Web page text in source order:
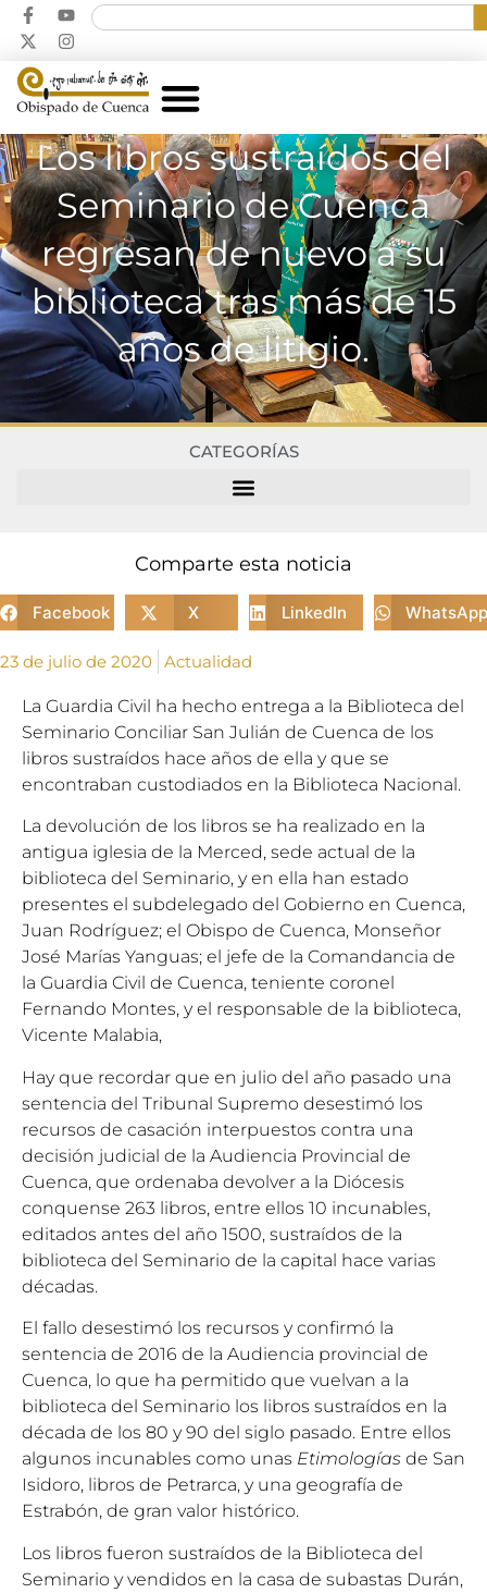
Los libros sustraídos del
Seminario de Cuenca
regresan de nuevo a su
biblioteca tras más de 15
años de litigio.
CATEGORÍAS
Comparte esta noticia
Facebook X LinkedIn WhatsApp
23 de julio de 2020 Actualidad
La Guardia Civil ha hecho entrega a la Biblioteca del
Seminario Conciliar San Julián de Cuenca de los
libros sustraídos hace años de ella y que se
encontraban custodiados en la Biblioteca Nacional.
La devolución de los libros se ha realizado en la
antigua iglesia de la Merced, sede actual de la
biblioteca del Seminario, y en ella han estado
presentes el subdelegado del Gobierno en Cuenca,
Juan Rodríguez; el Obispo de Cuenca, Monseñor
José Marías Yanguas; el jefe de la Comandancia de
la Guardia Civil de Cuenca, teniente coronel
Fernando Montes, y el responsable de la biblioteca,
Vicente Malabia,
Hay que recordar que en julio del año pasado una
sentencia del Tribunal Supremo desestimó los
recursos de casación interpuestos contra una
decisión judicial de la Audiencia Provincial de
Cuenca, que ordenaba devolver a la Diócesis
conquense 263 libros, entre ellos 10 incunables,
editados antes del año 1500, sustraídos de la
biblioteca del Seminario de la capital hace varias
décadas.
El fallo desestimó los recursos y confirmó la
sentencia de 2016 de la Audiencia provincial de
Cuenca, lo que ha permitido que vuelvan a la
biblioteca del Seminario los libros sustraídos en la
década de los 80 y 90 del siglo pasado. Entre ellos
algunos incunables como unas Etimologías de San
Isidoro, libros de Petrarca, y una geografía de
Estrabón, de gran valor histórico.
Los libros fueron sustraídos de la Biblioteca del
Seminario y vendidos en la casa de subastas Durán,